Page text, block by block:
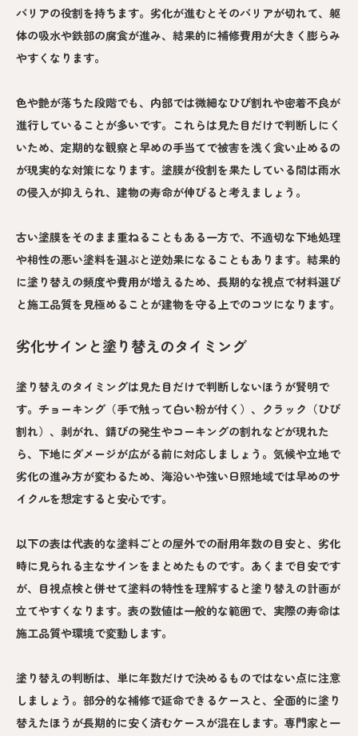
バリアの役割を持ちます。劣化が進むとそのバリアが切れて、躯
体の吸水や鉄部の腐食が進み、結果的に補修費用が大きく膨らみ
やすくなります。
色や艶が落ちた段階でも、内部では微細なひび割れや密着不良が
進行していることが多いです。これらは見た目だけで判断しにく
いため、定期的な観察と早めの手当てで被害を浅く食い止めるの
が現実的な対策になります。塗膜が役割を果たしている間は雨水
の侵入が抑えられ、建物の寿命が伸びると考えましょう。
古い塗膜をそのまま重ねることもある一方で、不適切な下地処理
や相性の悪い塗料を選ぶと逆効果になることもあります。結果的
に塗り替えの頻度や費用が増えるため、長期的な視点で材料選び
と施工品質を見極めることが建物を守る上でのコツになります。
劣化サインと塗り替えのタイミング
塗り替えのタイミングは見た目だけで判断しないほうが賢明で
す。チョーキング（手で触って白い粉が付く）、クラック（ひび
割れ）、剥がれ、錆びの発生やコーキングの割れなどが現れた
ら、下地にダメージが広がる前に対応しましょう。気候や立地で
劣化の進み方が変わるため、海沿いや強い日照地域では早めのサ
イクルを想定すると安心です。
以下の表は代表的な塗料ごとの屋外での耐用年数の目安と、劣化
時に見られる主なサインをまとめたものです。あくまで目安です
が、目視点検と併せて塗料の特性を理解すると塗り替えの計画が
立てやすくなります。表の数値は一般的な範囲で、実際の寿命は
施工品質や環境で変動します。
塗り替えの判断は、単に年数だけで決めるものではない点に注意
しましょう。部分的な補修で延命できるケースと、全面的に塗り
替えたほうが長期的に安く済むケースが混在します。専門家と一